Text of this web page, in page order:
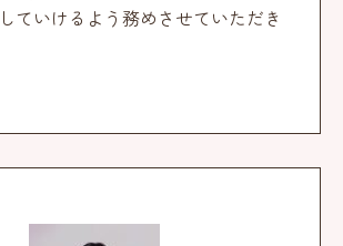
ていけるよう務めさせていただき